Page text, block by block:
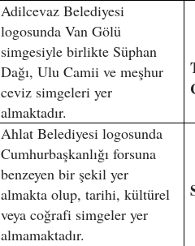
Adilcevaz Belediyesi
logosunda Van Gölü
simgesiyle birlikte Süphan
Dağı, Ulu Camii ve meşhur
ceviz simgeleri yer
almaktadır.
Ahlat Belediyesi logosunda
Cumhurbaşkanlığı forsuna
benzeyen bir şekil yer
almakta olup, tarihi, kültürel
veya coğrafi simgeler yer
almamaktadır.